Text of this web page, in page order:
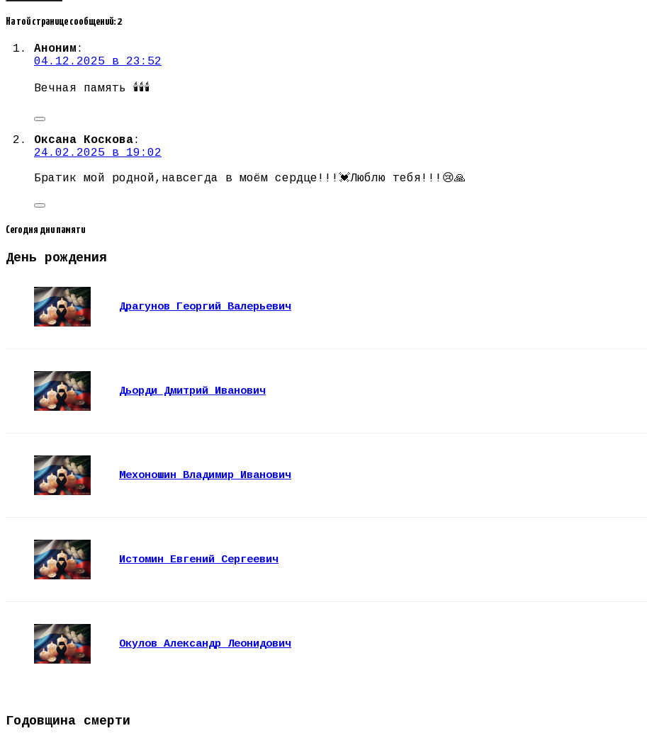
На той странице сообщений: 2
Аноним :
04.12.2025 в 23:52
Вечная память 🕯️🕯️🕯️
Оксана Коскова:
24.02.2025 в 19:02
Братик мой родной,навсегда в моём сердце!!!💓Люблю тебя!!!😢🙏
Сегодня дни памяти
День рождения
Драгунов Георгий Валерьевич
Дьорди Дмитрий Иванович
Мехоношин Владимир Иванович
Истомин Евгений Сергеевич
Окулов Александр Леонидович
Годовщина смерти